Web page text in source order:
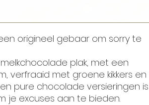
origineel gebaar om sorry te
plak, met een
verfraaid met groene kikkers en
pure chocolade versieringen is
je excuses aan te bieden.